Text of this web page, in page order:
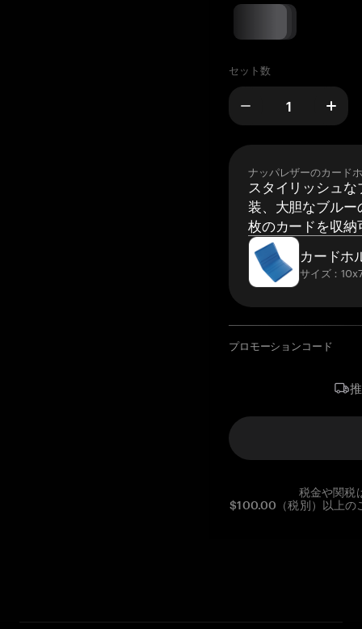
セット数
ナッパレザーのカード
スタイリッシュ
装、大胆なブルー
枚のカードを収納
カードホ
サイズ：
プロモーションコード
税金や関税
$100.00（税別）以上の